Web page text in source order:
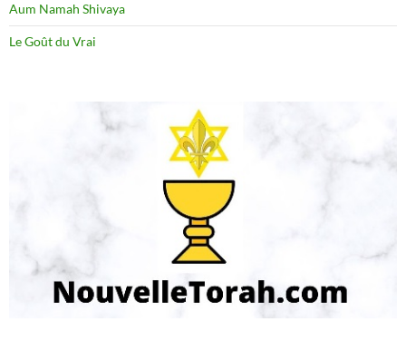
Aum Namah Shivaya
Le Goût du Vrai